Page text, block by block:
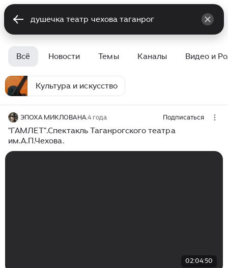
Всё Новости Темы Каналы Видео и
Культура и искусство
ЭПОХА МИКЛОВАНА.4 года Подписаться
"ГАМЛЕТ".Спектакль Таганрогского театра
им.А.П.Чехова.
02:04:50